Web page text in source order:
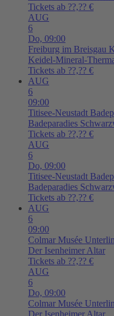
Tickets ab ??,?? €
AUG
6
Do, 09:00
Freiburg im Breisgau
Keidel-Mineral-
Tickets ab ??,?? €
AUG
6
09:00
Titisee-Neustadt
Badeparadies
Tickets ab ??,?? €
AUG
6
Do, 09:00
Titisee-Neustadt
Badeparadies
Tickets ab ??,?? €
AUG
6
09:00
Colmar Musée
Der Isenheimer Altar
Tickets ab ??,?? €
AUG
6
Do, 09:00
Colmar Musée
Der Isenheimer Altar